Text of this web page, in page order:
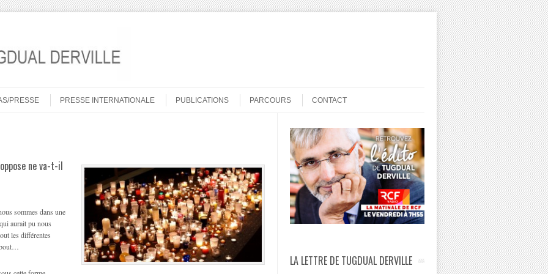
PRESSE PRESSE INTERNATIONALE PUBLICATIONS PARCOURS CONTACT
ne va-t-il
sommes dans une
aurait pu nous
les différentes
LA LETTRE DE TUGDUAL DERVILLE